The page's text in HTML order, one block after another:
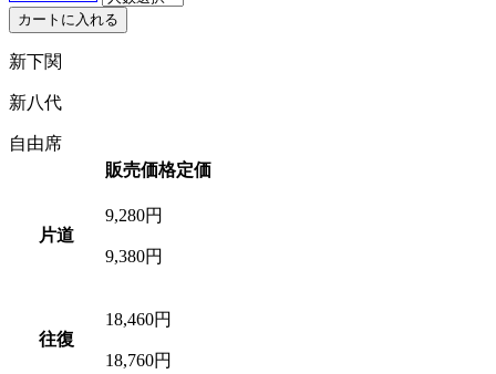
新下関
新八代
自由席
販売価格定価
片道
9,280円
9,380円
往復
18,460円
18,760円